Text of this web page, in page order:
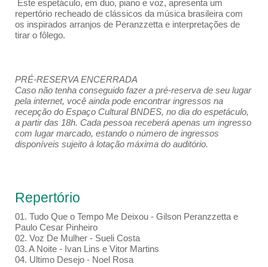
Este espetáculo, em duo, piano e voz, apresenta um
repertório recheado de clássicos da música brasileira com
os inspirados arranjos de Peranzzetta e interpretações de
tirar o fôlego.
PRÉ-RESERVA ENCERRADA
Caso não tenha conseguido fazer a pré-reserva de seu lugar
pela internet, você ainda pode encontrar ingressos na
recepção do Espaço Cultural BNDES, no dia do espetáculo,
a partir das 18h. Cada pessoa receberá apenas um ingresso
com lugar marcado, estando o número de ingressos
disponíveis sujeito à lotação máxima do auditório.
Repertório
01. Tudo Que o Tempo Me Deixou - Gilson Peranzzetta e
Paulo Cesar Pinheiro
02. Voz De Mulher - Sueli Costa
03. A Noite - Ivan Lins e Vitor Martins
04. Ultimo Desejo - Noel Rosa